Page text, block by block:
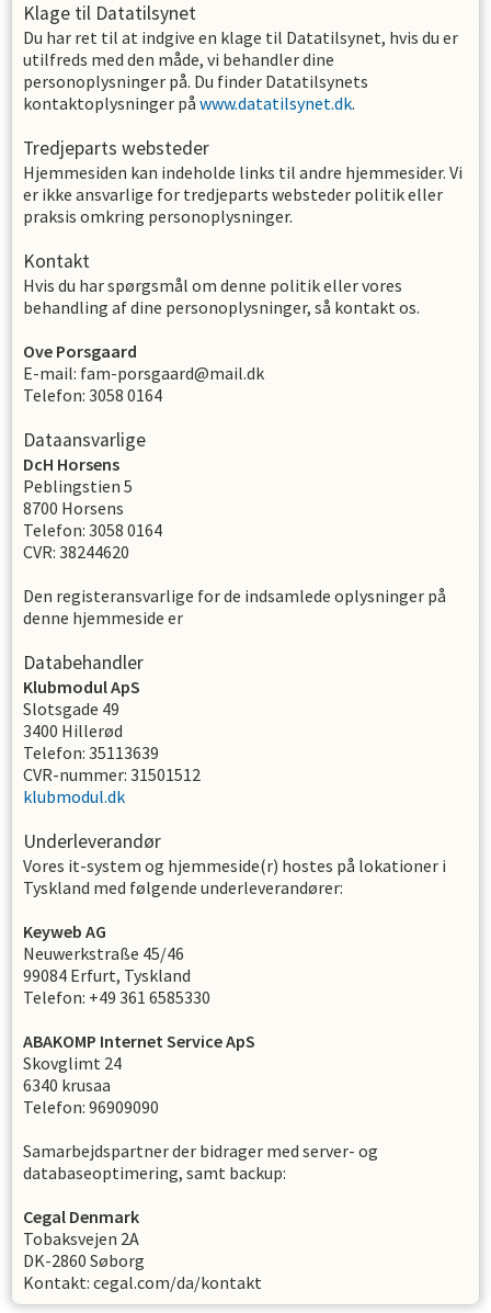
Klage til Datatilsynet
Du har ret til at indgive en klage til Datatilsynet, hvis du er
utilfreds med den måde, vi behandler dine
personoplysninger på. Du finder Datatilsynets
kontaktoplysninger påwww.datatilsynet.dk.
Tredjeparts websteder
Hjemmesiden kan indeholde links til andre hjemmesider. Vi
er ikke ansvarlige for tredjeparts websteder politik eller
praksis omkring personoplysninger.
Kontakt
Hvis du har spørgsmål om denne politik eller vores
behandling af dine personoplysninger, så kontakt os.
Ove Porsgaard
E-mail: fam-porsgaard@mail.dk
Telefon: 3058 0164
Dataansvarlige
DcH Horsens
Peblingstien 5
8700 Horsens
Telefon: 3058 0164
CVR: 38244620
Den registeransvarlige for de indsamlede oplysninger på
denne hjemmeside er
Databehandler
Klubmodul ApS
Slotsgade 49
3400 Hillerød
Telefon: 35113639
CVR-nummer: 31501512
klubmodul.dk
Underleverandør
Vores it-system og hjemmeside(r) hostes på lokationer i
Tyskland med følgende underleverandører:
Keyweb AG
Neuwerkstraße 45/46
99084 Erfurt, Tyskland
Telefon: +49 361 6585330
ABAKOMP Internet Service ApS
Skovglimt 24
6340 krusaa
Telefon: 96909090
Samarbejdspartner der bidrager med server- og
databaseoptimering, samt backup:
Cegal Denmark
Tobaksvejen 2A
DK-2860 Søborg
Kontakt: cegal.com/da/kontakt